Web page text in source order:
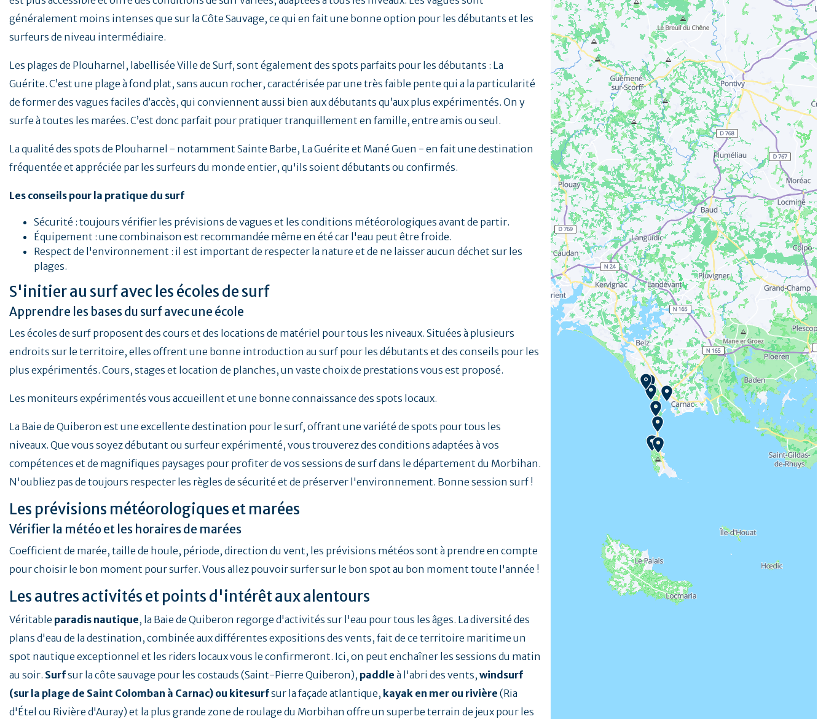
généralement moins intenses que sur la Côte Sauvage, ce qui en fait une bonne option pour les débutants et les
surfeurs de niveau intermédiaire.
Les plages de Plouharnel, labellisée Ville de Surf, sont également des spots parfaits pour les débutants : La
Guérite. C’est une plage à fond plat, sans aucun rocher, caractérisée par une très faible pente qui a la particularité
de former des vagues faciles d’accès, qui conviennent aussi bien aux débutants qu’aux plus expérimentés. On y
surfe à toutes les marées. C’est donc parfait pour pratiquer tranquillement en famille, entre amis ou seul.
La qualité des spots de Plouharnel - notamment Sainte Barbe, La Guérite et Mané Guen - en fait une destination
fréquentée et appréciée par les surfeurs du monde entier, qu'ils soient débutants ou confirmés.
Les conseils pour la pratique du surf
Sécurité : toujours vérifier les prévisions de vagues et les conditions météorologiques avant de partir.
Équipement : une combinaison est recommandée même en été car l'eau peut être froide.
Respect de l'environnement : il est important de respecter la nature et de ne laisser aucun déchet sur les
plages.
S'initier au surf avec les écoles de surf
Apprendre les bases du surf avec une école
Les écoles de surf proposent des cours et des locations de matériel pour tous les niveaux. Situées à plusieurs
endroits sur le territoire, elles offrent une bonne introduction au surf pour les débutants et des conseils pour les
plus expérimentés. Cours, stages et location de planches, un vaste choix de prestations vous est proposé.
Les moniteurs expérimentés vous accueillent et une bonne connaissance des spots locaux.
La Baie de Quiberon est une excellente destination pour le surf, offrant une variété de spots pour tous les
niveaux. Que vous soyez débutant ou surfeur expérimenté, vous trouverez des conditions adaptées à vos
compétences et de magnifiques paysages pour profiter de vos sessions de surf dans le département du Morbihan.
N'oubliez pas de toujours respecter les règles de sécurité et de préserver l'environnement. Bonne session surf !
Les prévisions météorologiques et marées
Vérifier la météo et les horaires de marées
Coefficient de marée, taille de houle, période, direction du vent, les prévisions météos sont à prendre en compte
pour choisir le bon moment pour surfer. Vous allez pouvoir surfer sur le bon spot au bon moment toute l'année !
Les autres activités et points d'intérêt aux alentours
Véritable paradis nautique, la Baie de Quiberon regorge d'activités sur l'eau pour tous les âges. La diversité des
plans d'eau de la destination, combinée aux différentes expositions des vents, fait de ce territoire maritime un
spot nautique exceptionnel et les riders locaux vous le confirmeront. Ici, on peut enchaîner les sessions du matin
au soir. Surfsur la côte sauvage pour les costauds (Saint-Pierre Quiberon), paddle à l'abri des vents, windsurf
(sur la plage de Saint Colomban à Carnac) ou kitesurfsur la façade atlantique, kayak en mer ou rivière (Ria
d'Étel ou Rivière d'Auray) et la plus grande zone de roulage du Morbihan offre un superbe terrain de jeux pour les